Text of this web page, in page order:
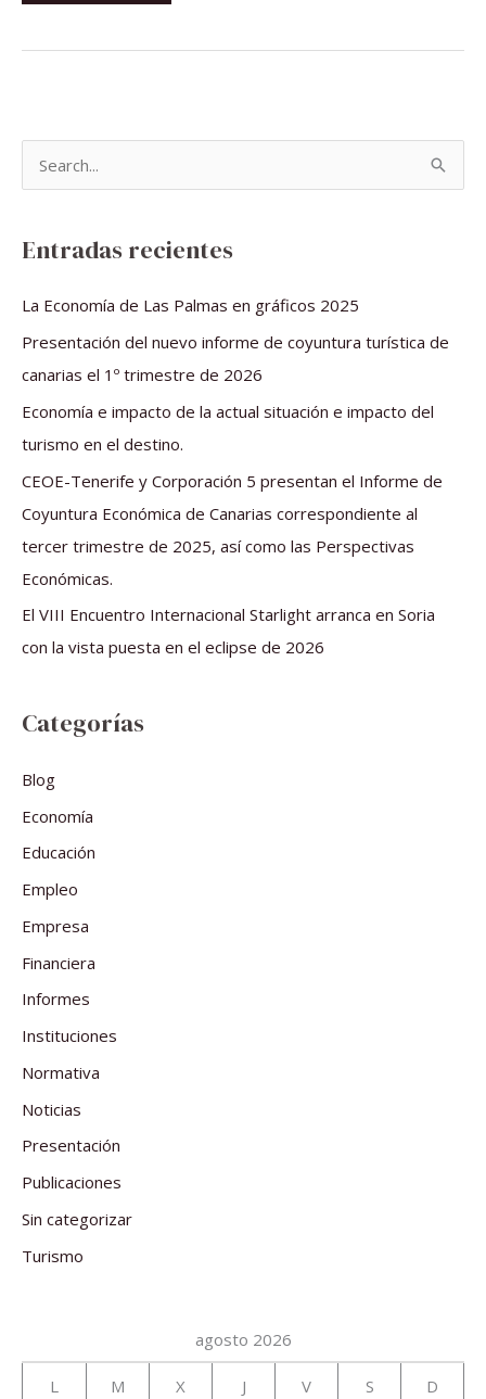
a
r
Entradas recientes
La Economía de Las Palmas en gráficos 2025
Presentación del nuevo informe de coyuntura turística de
canarias el 1º trimestre de 2026
Economía e impacto de la actual situación e impacto del
turismo en el destino.
CEOE-Tenerife y Corporación 5 presentan el Informe de
Coyuntura Económica de Canarias correspondiente al
tercer trimestre de 2025, así como las Perspectivas
Económicas.
El VIII Encuentro Internacional Starlight arranca en Soria
con la vista puesta en el eclipse de 2026
Categorías
Blog
Economía
Educación
Empleo
Empresa
Financiera
Informes
Instituciones
Normativa
Noticias
Presentación
Publicaciones
Sin categorizar
Turismo
agosto 2026
L M X J V S D